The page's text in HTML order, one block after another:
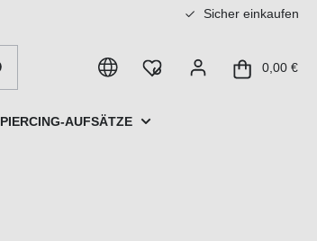
Sicher einkaufen
0,00 €
PIERCING-AUFSÄTZE